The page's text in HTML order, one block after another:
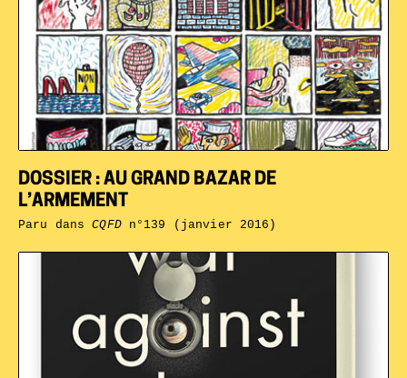
DOSSIER : AU GRAND BAZAR DE
L’ARMEMENT
Paru dansCQFDn°139 (janvier 2016)